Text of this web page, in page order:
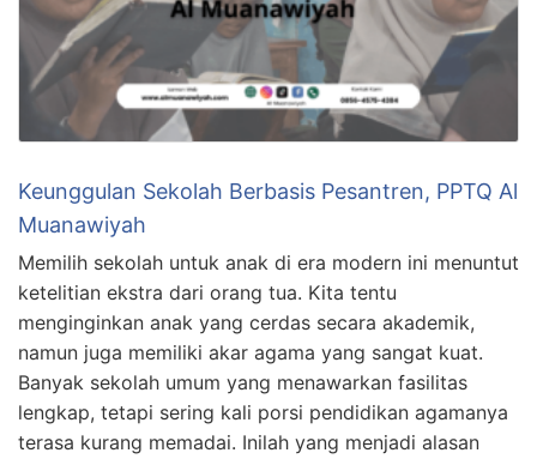
Keunggulan Sekolah Berbasis Pesantren, PPTQ Al
Muanawiyah
Memilih sekolah untuk anak di era modern ini menuntut
ketelitian ekstra dari orang tua. Kita tentu
menginginkan anak yang cerdas secara akademik,
namun juga memiliki akar agama yang sangat kuat.
Banyak sekolah umum yang menawarkan fasilitas
lengkap, tetapi sering kali porsi pendidikan agamanya
terasa kurang memadai. Inilah yang menjadi alasan